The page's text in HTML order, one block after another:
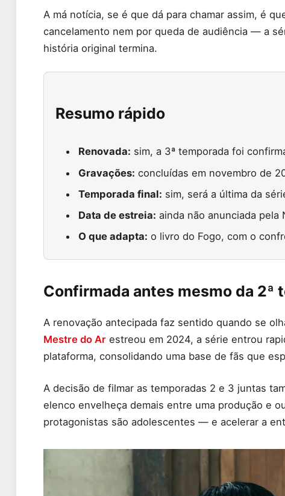
A má notícia, se é que dá para chamar assim, é
cancelamento nem por queda de audiência — a
história original termina.
Resumo rápido
Renovada: sim, a 3ª temporada foi
Gravações: concluídas em novembro de
Temporada final: sim, será a última da
Data de estreia: ainda não anunciada pela
O que adapta: o livro do Fogo, com o
Confirmada antes mesmo da 2ª
A renovação antecipada faz sentido quando se
Mestre do Ar estreou em 2024, a série entrou
plataforma, consolidando uma base de fãs que
A decisão de filmar as temporadas 2 e 3 juntas
elenco envelheça demais entre uma produção e
protagonistas são adolescentes — e acelerar a